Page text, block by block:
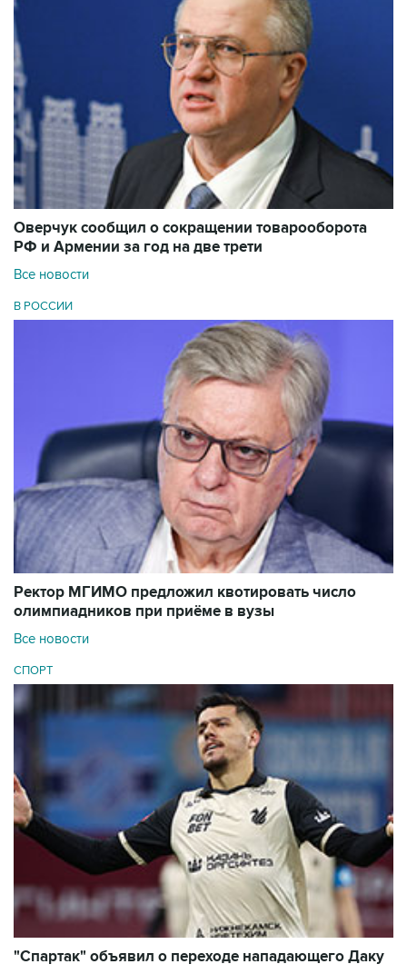
Оверчук сообщил о сокращении товарооборота
РФ и Армении за год на две трети
Все новости
В РОССИИ
Ректор МГИМО предложил квотировать число
олимпиадников при приёме в вузы
Все новости
СПОРТ
"Спартак" объявил о переходе нападающего Даку